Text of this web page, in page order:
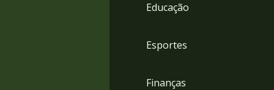
Educação
Esportes
Finanças